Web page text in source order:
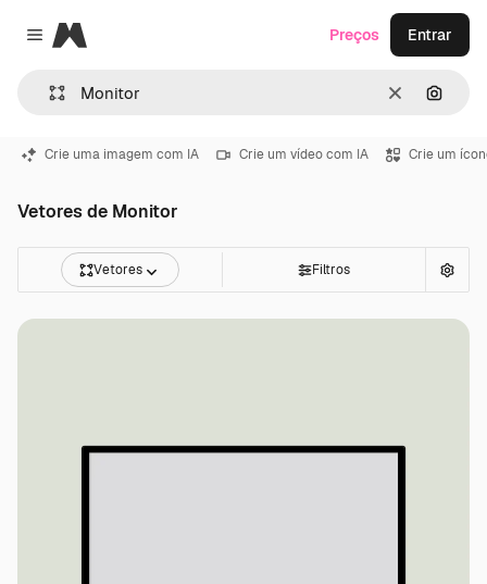
Close menu
Magnific
Limpar
Preços Entrar
Crie uma imagem com IA Crie um vídeo com IA Crie um
Vetores de Monitor
Vetores Filtros